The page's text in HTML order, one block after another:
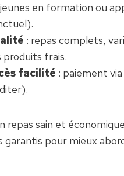
en formation ou
: repas complets,
produits frais.
facilité : paiement
repas sain et
garantis pour mieux